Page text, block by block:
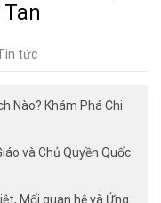
Tan
tức
Nào? Khám Phá Chi
và Chủ Quyền Quốc
Mối quan hệ và Ứng